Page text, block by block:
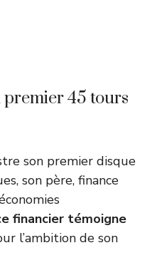
45 tours
son premier disque
son père, finance
financier témoigne
l’ambition de son